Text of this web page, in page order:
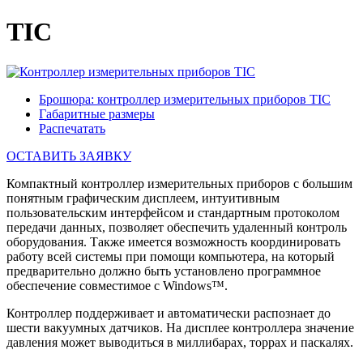
TIC
Брошюра: контроллер измерительных приборов TIC
Габаритные размеры
Распечатать
ОСТАВИТЬ ЗАЯВКУ
Компактный контроллер измерительных приборов с большим
понятным графическим дисплеем, интуитивным
пользовательским интерфейсом и стандартным протоколом
передачи данных, позволяет обеспечить удаленный контроль
оборудования. Также имеется возможность координировать
работу всей системы при помощи компьютера, на который
предварительно должно быть установлено программное
обеспечение совместимое с Windows™.
Контроллер поддерживает и автоматически распознает до
шести вакуумных датчиков. На дисплее контроллера значение
давления может выводиться в миллибарах, торрах и паскалях.